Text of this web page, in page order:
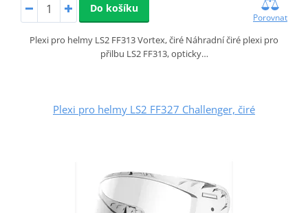
Do košíku
Porovnat
Plexi pro helmy LS2 FF313 Vortex, čiré Náhradní čiré plexi pro
přilbu LS2 FF313, opticky…
Plexi pro helmy LS2 FF327 Challenger, čiré